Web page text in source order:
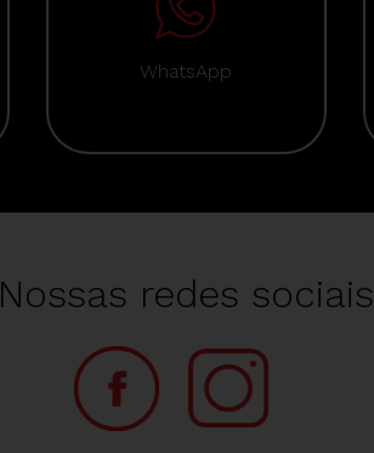
WhatsApp
Nossas redes sociais